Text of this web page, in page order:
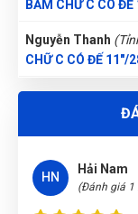
BẤM CHỮ C CÓ
Nguyễn Thanh
CHỮ C CÓ ĐẾ 11"/
Nguyễn Thị Vân
KÌM BẤM CHỮ C
CHỮ C CÓ ĐẾ 11"/
(Đánh giá 1
HN
Hải Nam
(Đánh giá 1